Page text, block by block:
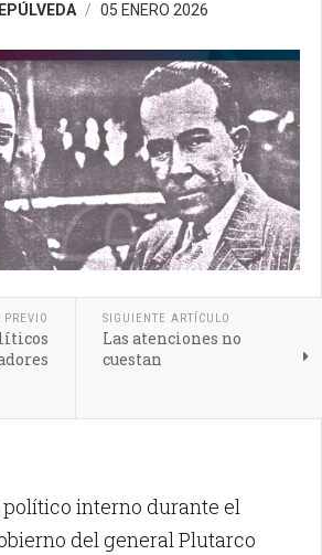
05 ENERO 2026
SIGUIENTE ARTÍCULO
Las atenciones no
cuestan
interno durante el
del general Plutarco